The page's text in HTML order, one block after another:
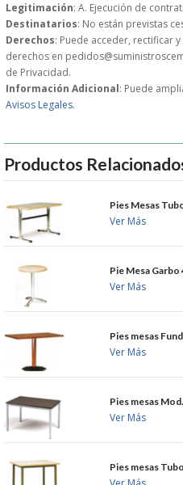
MAQUINARIA DE LIMPIEZA
MENAJE DE COCINA
MAQUINARIA OTROS
MUEBLES
PAPEL Y PRODUCTOS
CUCHILLOS DE COCINA
CONDICIONES DE COMPRA
Legitimación: A. Ejecución de
Destinatarios: No están previstas
Derechos: Puede acceder, rectificar
derechos en
de Privacidad.
Información Adicional: Puede
Avisos Legales.
Productos
Pies Mesas
Ver Más
Pie Mesa Garbo
Ver Más
Pies mesas
Ver Más
Pies mesas
Ver Más
Pies mesas